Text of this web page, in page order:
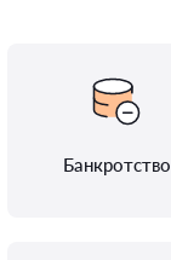
Банкротство